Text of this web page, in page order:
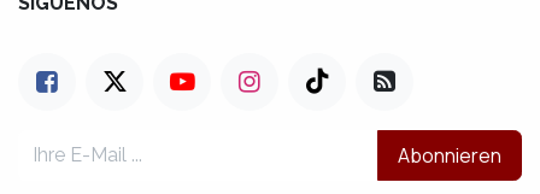
Abonnieren